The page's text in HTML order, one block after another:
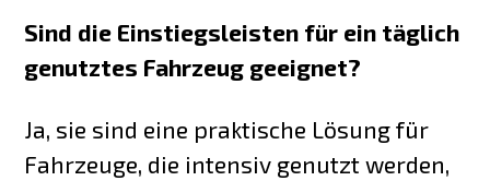
Sind die Einstiegsleisten für ein täglich
genutztes Fahrzeug geeignet?
Ja, sie sind eine praktische Lösung für
Fahrzeuge, die intensiv genutzt werden,